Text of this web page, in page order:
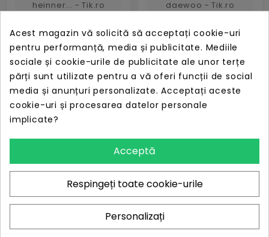
Cantar de bucatarie
heinner hks-5rss
5kg platforma inox
display lcd
PRET
ÎN STOC
86,05 lei
Cantar bucatarie
inox daewoo
PRET
ÎN STOC
114,19 lei
Cantar bucatarie
Cantar bucatarie
sticla securizata
Acest magazin vă solicită să acceptați cookie-uri
pentru performanță, media și publicitate. Mediile
sociale și cookie-urile de publicitate ale unor terțe
părți sunt utilizate pentru a vă oferi funcții de social
media și anunțuri personalizate. Acceptați aceste
cookie-uri și procesarea datelor personale
implicate?
Acceptă
Respingeți toate cookie-urile
Personalizați